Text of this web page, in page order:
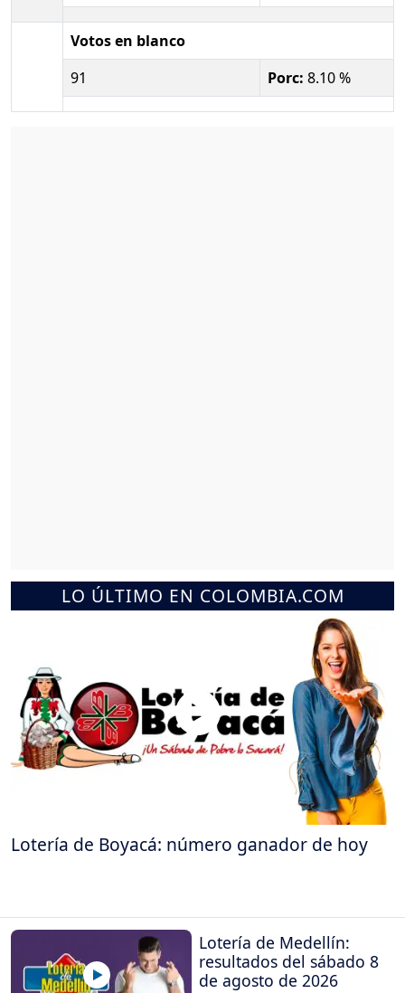
Votos en blanco
91
Porc: 8.10 %
LO ÚLTIMO EN COLOMBIA.COM
Lotería de Boyacá: número ganador de hoy
Lotería de Medellín:
resultados del sábado 8
de agosto de 2026